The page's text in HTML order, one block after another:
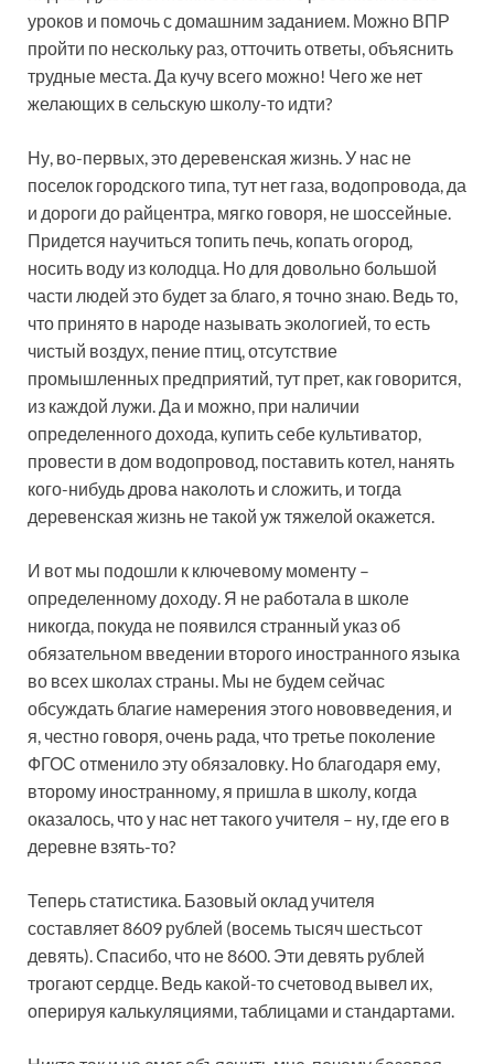
уроков и помочь с домашним заданием. Можно ВПР
пройти по нескольку раз, отточить ответы, объяснить
трудные места. Да кучу всего можно! Чего же нет
желающих в сельскую школу-то идти?
Ну, во-первых, это деревенская жизнь. У нас не
поселок городского типа, тут нет газа, водопровода, да
и дороги до райцентра, мягко говоря, не шоссейные.
Придется научиться топить печь, копать огород,
носить воду из колодца. Но для довольно большой
части людей это будет за благо, я точно знаю. Ведь то,
что принято в народе называть экологией, то есть
чистый воздух, пение птиц, отсутствие
промышленных предприятий, тут прет, как говорится,
из каждой лужи. Да и можно, при наличии
определенного дохода, купить себе культиватор,
провести в дом водопровод, поставить котел, нанять
кого-нибудь дрова наколоть и сложить, и тогда
деревенская жизнь не такой уж тяжелой окажется.
И вот мы подошли к ключевому моменту –
определенному доходу. Я не работала в школе
никогда, покуда не появился странный указ об
обязательном введении второго иностранного языка
во всех школах страны. Мы не будем сейчас
обсуждать благие намерения этого нововведения, и
я, честно говоря, очень рада, что третье поколение
ФГОС отменило эту обязаловку. Но благодаря ему,
второму иностранному, я пришла в школу, когда
оказалось, что у нас нет такого учителя – ну, где его в
деревне взять-то?
Теперь статистика. Базовый оклад учителя
составляет 8609 рублей (восемь тысяч шестьсот
девять). Спасибо, что не 8600. Эти девять рублей
трогают сердце. Ведь какой-то счетовод вывел их,
оперируя калькуляциями, таблицами и стандартами.